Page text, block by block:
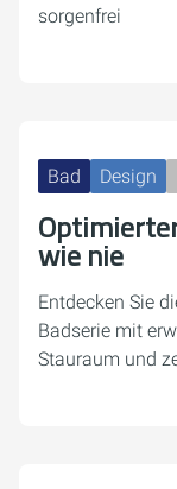
sorgenfrei
Bad Design
wie nie
Entdecken Sie
Badserie mit
Stauraum und